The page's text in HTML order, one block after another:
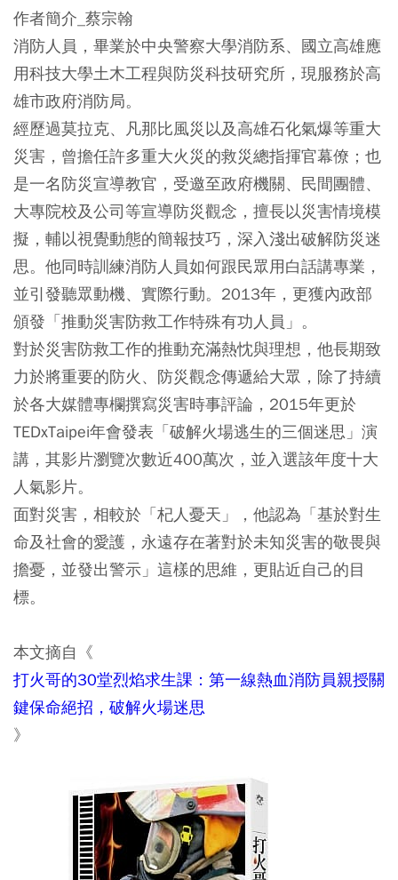
作者簡介_蔡宗翰
消防人員，畢業於中央警察大學消防系、國立高雄應
用科技大學土木工程與防災科技研究所，現服務於高
雄市政府消防局。
經歷過莫拉克、凡那比風災以及高雄石化氣爆等重大
災害，曾擔任許多重大火災的救災總指揮官幕僚；也
是一名防災宣導教官，受邀至政府機關、民間團體、
大專院校及公司等宣導防災觀念，擅長以災害情境模
擬，輔以視覺動態的簡報技巧，深入淺出破解防災迷
思。他同時訓練消防人員如何跟民眾用白話講專業，
並引發聽眾動機、實際行動。2013年，更獲內政部
頒發「推動災害防救工作特殊有功人員」。
對於災害防救工作的推動充滿熱忱與理想，他長期致
力於將重要的防火、防災觀念傳遞給大眾，除了持續
於各大媒體專欄撰寫災害時事評論，2015年更於
TEDxTaipei年會發表「破解火場逃生的三個迷思」演
講，其影片瀏覽次數近400萬次，並入選該年度十大
人氣影片。
面對災害，相較於「杞人憂天」，他認為「基於對生
命及社會的愛護，永遠存在著對於未知災害的敬畏與
擔憂，並發出警示」這樣的思維，更貼近自己的目
標。
本文摘自《
打火哥的30堂烈焰求生課：第一線熱血消防員親授關
鍵保命絕招，破解火場迷思
》